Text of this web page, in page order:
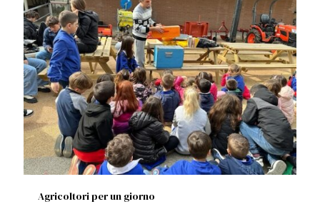
Agricoltori per un giorno